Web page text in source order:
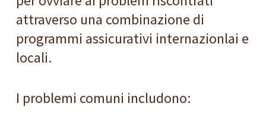
attraverso una combinazione di
programmi assicurativi internazionlai e
locali.
I problemi comuni includono: